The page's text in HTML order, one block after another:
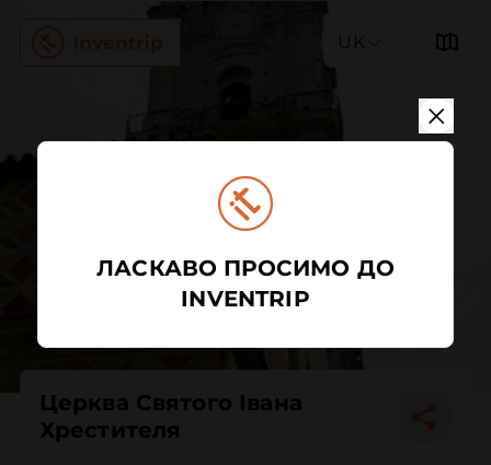
UK
Церква Святого Івана
Хрестителя
ЛАСКАВО ПРОСИМО ДО
INVENTRIP